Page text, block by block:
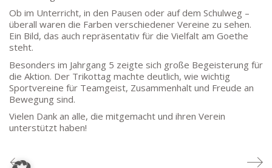
Ob im Unterricht, in den Pausen oder auf dem Schulweg –
überall waren die Farben verschiedener Vereine zu sehen.
Ein Bild, das auch repräsentativ für die Vielfalt am Goethe
steht.
Besonders im Jahrgang 5 zeigte sich große Begeisterung für
die Aktion. Der Trikottag machte deutlich, wie wichtig
Sportvereine für Teamgeist, Zusammenhalt und Freude an
Bewegung sind.
Vielen Dank an alle, die mitgemacht und ihren Verein
unterstützt haben!
stellv. Schulleitung: nn
Studienleiter: Marco Penirschke (StD)
Erweiterte Schulleitung:Hans-Dieter Bunger (StD),
Anette Reifenberg (StD’n), Elke Heidl-Charmillon
(StD’n)